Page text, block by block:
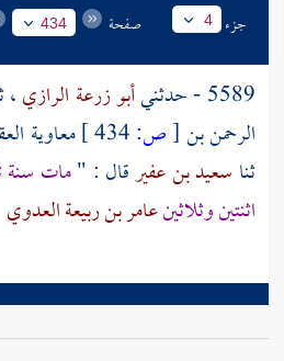
جزء 4 صفحة 434
5589 - حدثني أبو زرعة الرازي،
الرحمن بن[ص: معاوية
ثنا سعيد بن عفيرقال : "مات سنة
اثنتين وثلاثينعامر بن ربيعة العدوي